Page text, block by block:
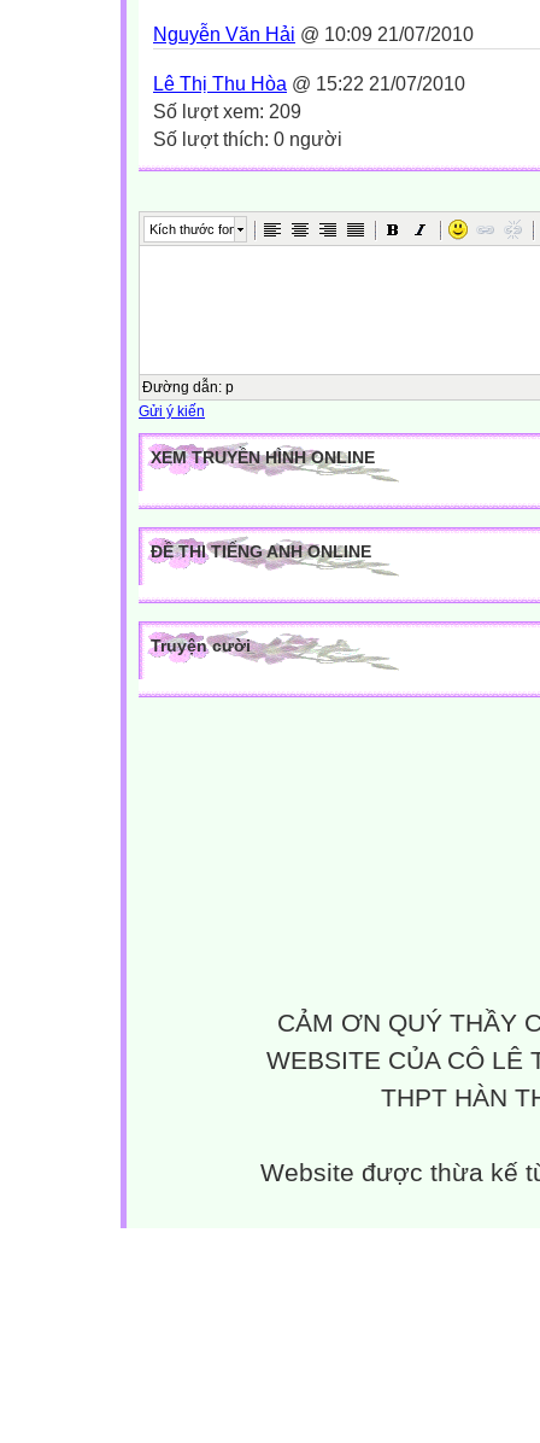
Nguyễn Văn Hải @ 10:09 21/07/2010
Lê Thị Thu Hòa @ 15:22 21/07/2010
Số lượt xem: 209
Số lượt thích: 0 người
Kích thước font
Đường dẫn: p
Gửi ý kiến
XEM TRUYỀN HÌNH ONLINE
ĐỀ THI TIẾNG ANH ONLINE
Truyện cười
CẢM ƠN QUÝ THẦY
WEBSITE CỦA CÔ LÊ
THPT HÀN
Website được thừa kế